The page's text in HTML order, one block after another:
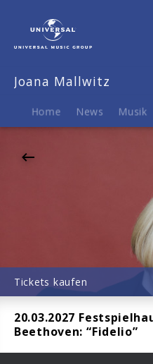
20.03.2027
Baden-
Beethoven:
"Fidelio"
Joana Mallwitz
Home News Musik
20.03.2027
Beethoven: “Fidelio”
Tickets kaufen